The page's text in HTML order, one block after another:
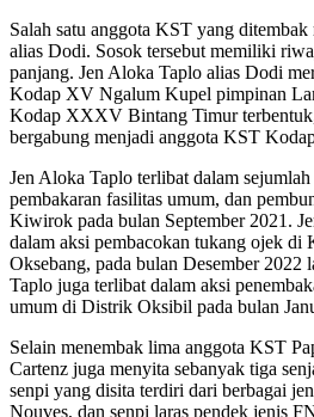
Salah satu anggota KST yang
alias Dodi. Sosok tersebut memiliki
panjang. Jen Aloka Taplo alias Dodi
Kodap XV Ngalum Kupel pimpinan
Kodap XXXV Bintang Timur
bergabung menjadi anggota KST
Jen Aloka Taplo terlibat dalam
pembakaran fasilitas umum, dan
Kiwirok pada bulan September 2021.
dalam aksi pembacokan tukang ojek
Oksebang, pada bulan Desember 2022
Taplo juga terlibat dalam aksi
umum di Distrik Oksibil pada bulan
Selain menembak lima anggota KST
Cartenz juga menyita sebanyak tiga
senpi yang disita terdiri dari berbagai
Nouves, dan senpi laras pendek jenis